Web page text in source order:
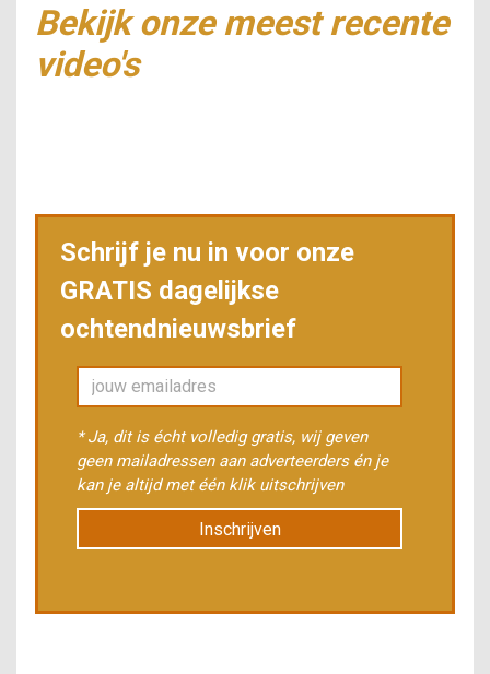
Bekijk onze meest recente
video's
Schrijf je nu in voor onze
GRATIS dagelijkse
ochtendnieuwsbrief
* Ja, dit is écht volledig gratis, wij geven
geen mailadressen aan adverteerders én je
kan je altijd met één klik uitschrijven
Inschrijven